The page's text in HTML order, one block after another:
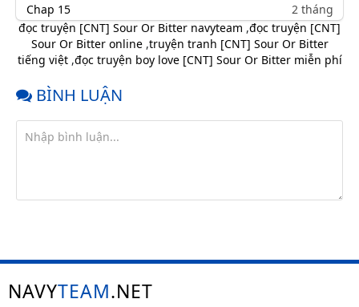
Chap 15
2 tháng
trước
Chap 14
2 tháng
trước
Chap 13
Chap 12
Chap 8
đọc truyện [CNT] Sour Or Bitter navyteam ,đọc truyện [CNT]
Sour Or Bitter online,truyện tranh [CNT] Sour Or Bitter
tiếng việt,đọc truyện boy love [CNT] Sour Or Bitter miễn phí
BÌNH LUẬN
NAVYTEAM.NET